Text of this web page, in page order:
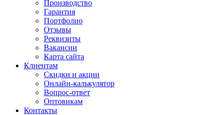
Производство
Гарантия
Портфолио
Отзывы
Реквизиты
Вакансии
Карта сайта
Клиентам
Скидки и акции
Онлайн-калькулятор
Вопрос-ответ
Оптовикам
Контакты